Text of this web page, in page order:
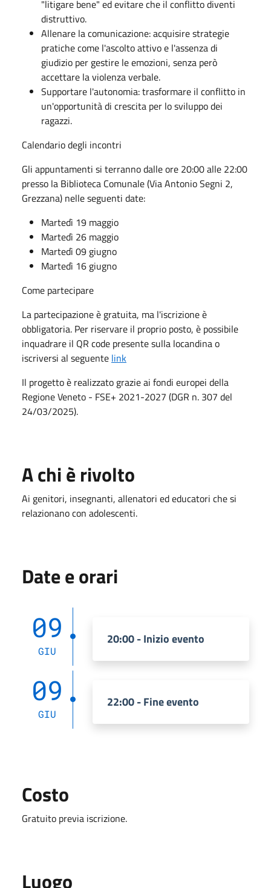
"litigare bene" ed evitare che il conflitto diventi
distruttivo.
Allenare la comunicazione: acquisire strategie
pratiche come l'ascolto attivo e l'assenza di
giudizio per gestire le emozioni, senza però
accettare la violenza verbale.
Supportare l'autonomia: trasformare il conflitto in
un'opportunità di crescita per lo sviluppo dei
ragazzi.
Calendario degli incontri
Gli appuntamenti si terranno dalle ore 20:00 alle 22:00
presso la Biblioteca Comunale (Via Antonio Segni 2,
Grezzana) nelle seguenti date:
Martedì 19 maggio
Martedì 26 maggio
Martedì 09 giugno
Martedì 16 giugno
Come partecipare
La partecipazione è gratuita, ma l'iscrizione è
obbligatoria. Per riservare il proprio posto, è possibile
inquadrare il QR code presente sulla locandina o
iscriversi al seguente link
Il progetto è realizzato grazie ai fondi europei della
Regione Veneto - FSE+ 2021-2027 (DGR n. 307 del
24/03/2025).
A chi è rivolto
Ai genitori, insegnanti, allenatori ed educatori che si
relazionano con adolescenti.
Date e orari
09
GIU
20:00 - Inizio evento
09
GIU
22:00 - Fine evento
Costo
Gratuito previa iscrizione.
Luogo